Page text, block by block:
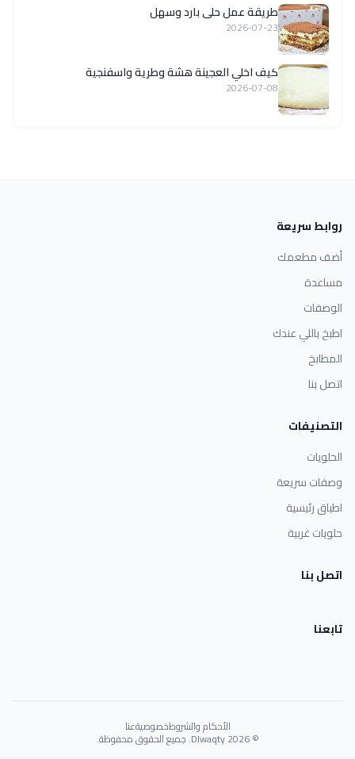
طريقة عمل حلى بارد وسهل
2026-07-23
كيف اخلي العجينة هشة وطرية واسفنجية
2026-07-08
روابط سريعة
أضف مطعمك
مساعدة
الوصفات
اطبخ باللي عندك
المطابخ
اتصل بنا
التصنيفات
الحلويات
وصفات سريعة
اطباق رئيسية
حلويات غربية
اتصل بنا
تابعنا
الأحكام والشروطخصوصيةعنا
© 2026 Dlwaqty. جميع الحقوق محفوظة.